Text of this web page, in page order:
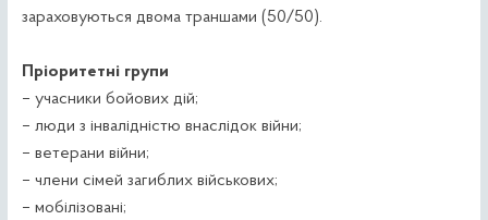
зараховуються двома траншами (50/50).
Пріоритетні групи
– учасники бойових дій;
– люди з інвалідністю внаслідок війни;
– ветерани війни;
– члени сімей загиблих військових;
– мобілізовані;